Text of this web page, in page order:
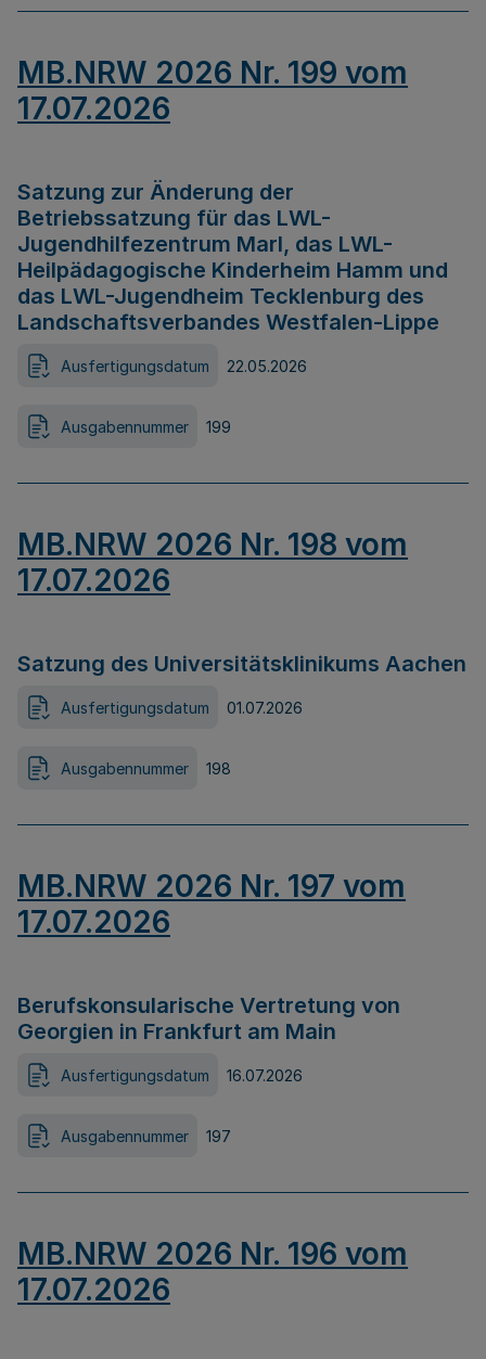
MB.NRW 2026 Nr. 199 vom
17.07.2026
Satzung zur Änderung der
Betriebssatzung für das LWL-
Jugendhilfezentrum Marl, das LWL-
Heilpädagogische Kinderheim Hamm und
das LWL-Jugendheim Tecklenburg des
Landschaftsverbandes Westfalen-Lippe
Ausfertigungsdatum 22.05.2026
Ausgabennummer 199
MB.NRW 2026 Nr. 198 vom
17.07.2026
Satzung des Universitätsklinikums Aachen
Ausfertigungsdatum 01.07.2026
Ausgabennummer 198
MB.NRW 2026 Nr. 197 vom
17.07.2026
Berufskonsularische Vertretung von
Georgien in Frankfurt am Main
Ausfertigungsdatum 16.07.2026
Ausgabennummer 197
MB.NRW 2026 Nr. 196 vom
17.07.2026